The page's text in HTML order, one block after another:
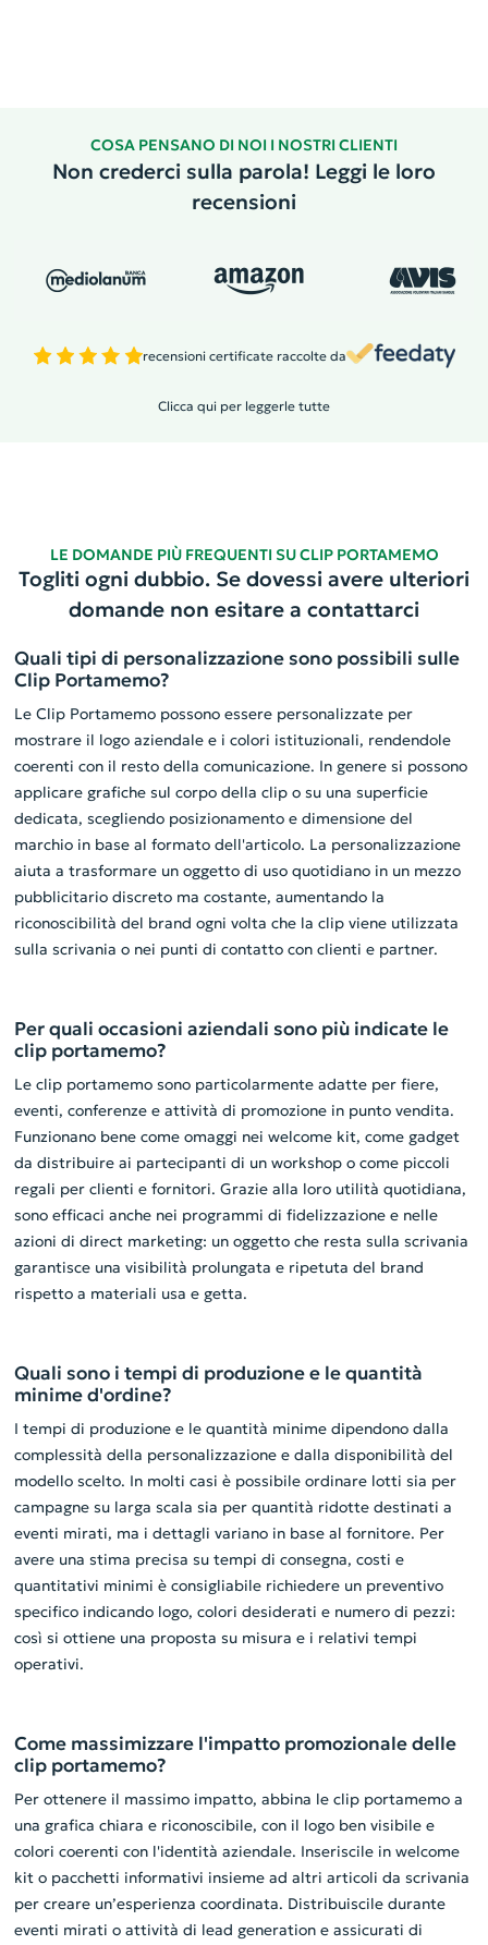
COSA PENSANO DI NOI I NOSTRI CLIENTI
Non crederci sulla parola! Leggi le loro
recensioni
recensioni certificate raccolte da
Clicca qui per leggerle tutte
LE DOMANDE PIÙ FREQUENTI SU CLIP PORTAMEMO
Togliti ogni dubbio. Se dovessi avere ulteriori
domande non esitare a contattarci
Quali tipi di personalizzazione sono possibili sulle
Clip Portamemo?
Le Clip Portamemo possono essere personalizzate per
mostrare il logo aziendale e i colori istituzionali, rendendole
coerenti con il resto della comunicazione. In genere si possono
applicare grafiche sul corpo della clip o su una superficie
dedicata, scegliendo posizionamento e dimensione del
marchio in base al formato dell'articolo. La personalizzazione
aiuta a trasformare un oggetto di uso quotidiano in un mezzo
pubblicitario discreto ma costante, aumentando la
riconoscibilità del brand ogni volta che la clip viene utilizzata
sulla scrivania o nei punti di contatto con clienti e partner.
Per quali occasioni aziendali sono più indicate le
clip portamemo?
Le clip portamemo sono particolarmente adatte per fiere,
eventi, conferenze e attività di promozione in punto vendita.
Funzionano bene come omaggi nei welcome kit, come gadget
da distribuire ai partecipanti di un workshop o come piccoli
regali per clienti e fornitori. Grazie alla loro utilità quotidiana,
sono efficaci anche nei programmi di fidelizzazione e nelle
azioni di direct marketing: un oggetto che resta sulla scrivania
garantisce una visibilità prolungata e ripetuta del brand
rispetto a materiali usa e getta.
Quali sono i tempi di produzione e le quantità
minime d'ordine?
I tempi di produzione e le quantità minime dipendono dalla
complessità della personalizzazione e dalla disponibilità del
modello scelto. In molti casi è possibile ordinare lotti sia per
campagne su larga scala sia per quantità ridotte destinati a
eventi mirati, ma i dettagli variano in base al fornitore. Per
avere una stima precisa su tempi di consegna, costi e
quantitativi minimi è consigliabile richiedere un preventivo
specifico indicando logo, colori desiderati e numero di pezzi:
così si ottiene una proposta su misura e i relativi tempi
operativi.
Come massimizzare l'impatto promozionale delle
clip portamemo?
Per ottenere il massimo impatto, abbina le clip portamemo a
una grafica chiara e riconoscibile, con il logo ben visibile e
colori coerenti con l'identità aziendale. Inseriscile in welcome
kit o pacchetti informativi insieme ad altri articoli da scrivania
per creare un’esperienza coordinata. Distribuiscile durante
eventi mirati o attività di lead generation e assicurati di